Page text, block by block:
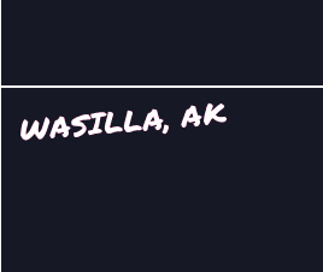
WASILLA, AK